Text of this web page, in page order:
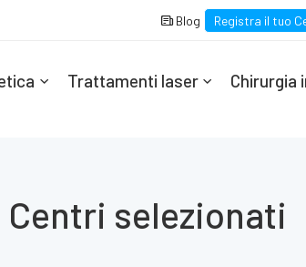
Blog Registra il tuo
Trattamenti laser Chirurgia
Centri selezionati